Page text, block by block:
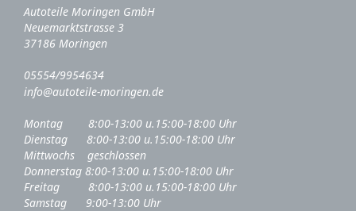
Autoteile Moringen GmbH
Neuemarktstrasse 3
37186 Moringen
05554/9954634
info@autoteile-moringen.de
Montag 8:00-13:00 u.15:00-18:00 Uhr
Dienstag 8:00-13:00 u.15:00-18:00 Uhr
Mittwochs geschlossen
Donnerstag 8:00-13:00 u.15:00-18:00 Uhr
Freitag 8:00-13:00 u.15:00-18:00 Uhr
Samstag 9:00-13:00 Uhr